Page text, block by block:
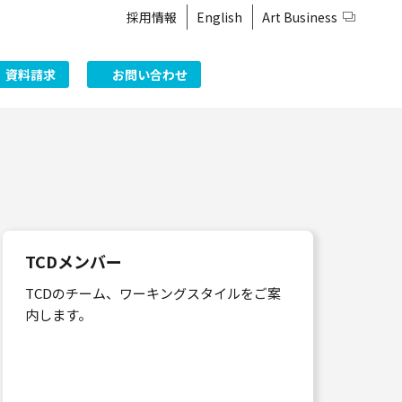
採用情報 English Art Business
資料請求 お問い合わせ
TCDメンバー
TCDのチーム、ワーキングスタイルをご案
内します。